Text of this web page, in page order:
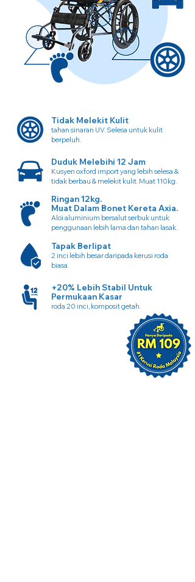
Tidak Melekit Kulit
tahan sinaran UV. Selesa untuk kulit
berpeluh.
Duduk Melebihi 12 Jam
Kusyen oxford import yang lebih selesa &
tidak berbau & melekit kulit. Muat 110kg.
Ringan 12kg.
Muat Dalam Bonet Kereta Axia.
Aloi aluminium bersalut serbuk untuk
penggunaan lebih lama dan tahan lasak.
Tapak Berlipat
2 inci lebih besar daripada kerusi roda
biasa.
+20% Lebih Stabil Untuk
Permukaan Kasar
roda 20 inci, komposit getah.